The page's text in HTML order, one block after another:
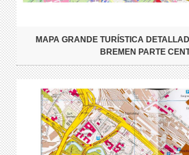
MAPA GRANDE TURÍSTICA
BREMEN PARTE